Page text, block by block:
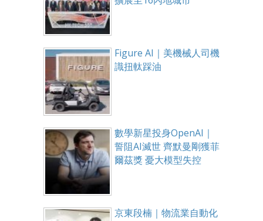
Figure AI｜美機械人司機
識扭軚踩油
數學新星投身OpenAI｜
誓阻AI滅世 齊默曼剛獲菲
爾茲獎 憂大模型失控
京東段楠｜物流業自動化